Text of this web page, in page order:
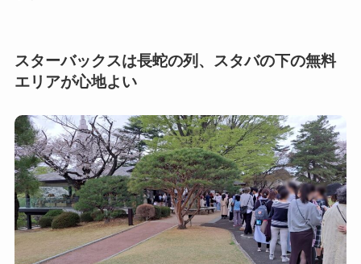
スターバックスは長蛇の列、スタバの下の無料
エリアが心地よい